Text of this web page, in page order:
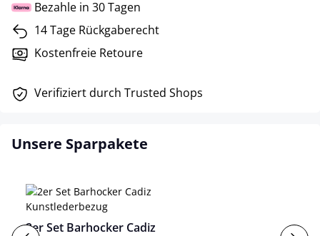
Bezahle in 30 Tagen
14 Tage Rückgaberecht
Kostenfreie Retoure
Verifiziert durch Trusted Shops
Unsere Sparpakete
2er Set Barhocker Cadiz